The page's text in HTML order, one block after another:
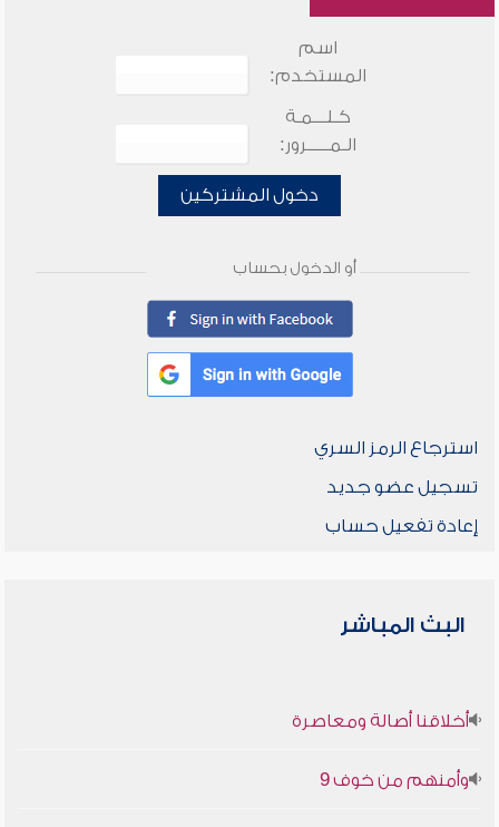
اسم
المستخدم:
كـلـــمـة
الـمـــــرور:
دخول المشتركين
أو الدخول بحساب
استرجاع الرمز السري
تسجيل عضو جديد
إعادة تفعيل حساب
البث المباشر
أخلاقنا أصالة ومعاصرة
وأمنهم من خوف 9